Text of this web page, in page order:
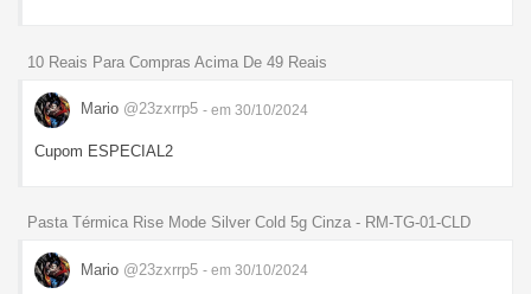
10 Reais Para Compras Acima De 49 Reais
Mario @23zxrrp5 - em 30/10/2024
Cupom ESPECIAL2
Pasta Térmica Rise Mode Silver Cold 5g Cinza - RM-TG-01-CLD
Mario @23zxrrp5 - em 30/10/2024